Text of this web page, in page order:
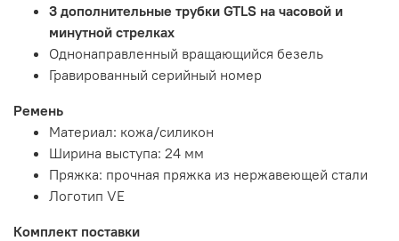
3 дополнительные трубки GTLS на часовой и
минутной стрелках
Однонаправленный вращающийся безель
Гравированный серийный номер
Ремень
Материал: кожа/силикон
Ширина выступа: 24 мм
Пряжка: прочная пряжка из нержавеющей стали
Логотип VE
Комплект поставки